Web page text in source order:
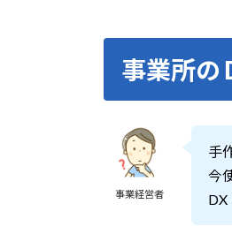
事業所の
事業経営者
手
今
DX